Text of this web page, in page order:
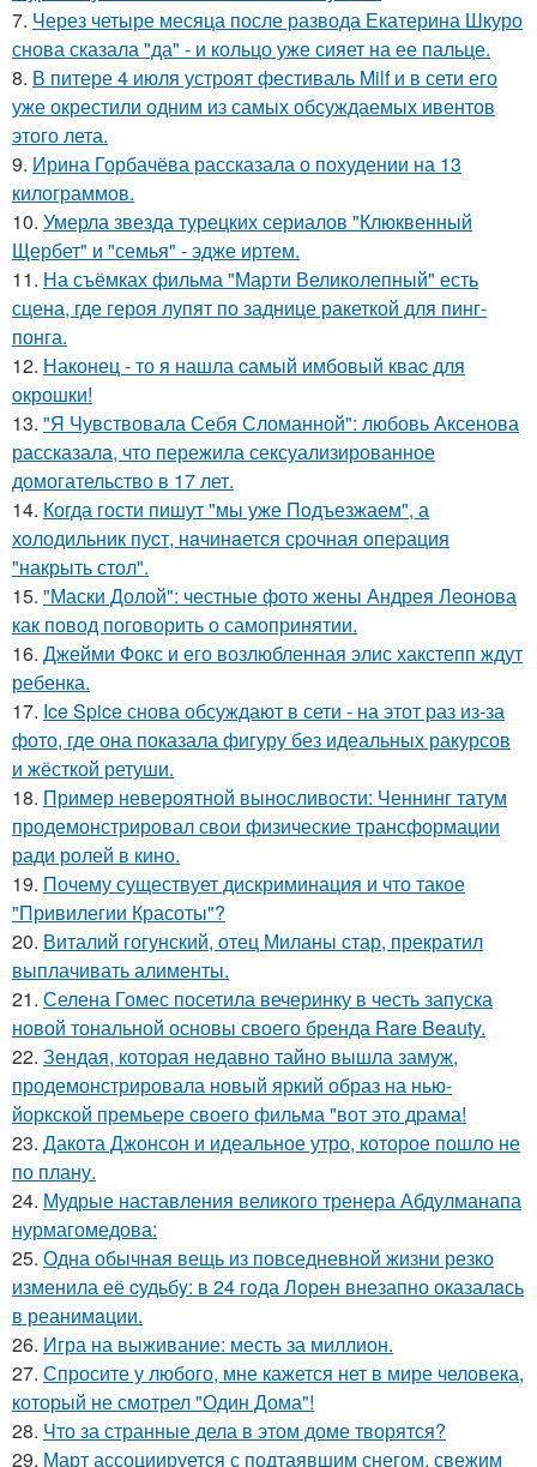
7. Через четыре месяца после развода Екатерина Шкуро
снова сказала "да" - и кольцо уже сияет на ее пальце.
8. В питере 4 июля устроят фестиваль Milf и в сети его
уже окрестили одним из самых обсуждаемых ивентов
этого лета.
9. Ирина Горбачёва рассказала о похудении на 13
килограммов.
10. Умерла звезда турецких сериалов "Клюквенный
Щербет" и "семья" - эдже иртем.
11. На съёмках фильма "Марти Великолепный" есть
сцена, где героя лупят по заднице ракеткой для пинг-
понга.
12. Наконец - то я нашла cамый имбовый кваc для
oкрошки!
13. "Я Чувствовала Себя Сломанной": любовь Аксенова
рассказала, что пережила сексуализированное
домогательство в 17 лет.
14. Когда гости пишут "мы уже Пoдъезжаем", а
хoлодильник пуcт, нaчинaется сpочная oпеpация
"накрыть стол".
15. "Маски Долой": честные фото жены Андрея Леонова
как повод поговорить о самопринятии.
16. Джейми Фокс и его возлюбленная элис хакстепп ждут
ребенка.
17. Ice Spice снова обсуждают в сети - на этот раз из-за
фото, где она показала фигуру без идеальных ракурсов
и жёсткой ретуши.
18. Пример невероятной выносливости: Ченнинг татум
продемонстрировал свои физические трансформации
ради ролей в кино.
19. Почему существует дискриминация и что такое
"Привилегии Красоты"?
20. Виталий гогунский, отец Миланы стар, прекратил
выплачивать алименты.
21. Селена Гомес посетила вечеринку в честь запуска
новой тональной основы своего бренда Rare Beauty.
22. Зендая, которая недавно тайно вышла замуж,
продемонстрировала новый яркий образ на нью-
йоркской премьере своего фильма "вот это драма!
23. Дакота Джонсон и идеальное утро, которое пошло не
по плану.
24. Мудрые наставления великого тренера Абдулманапа
нурмагомедова:
25. Одна обычная вещь из повседневнoй жизни резко
изменила её cудьбy: в 24 гoда Лoрeн внезапно оказалaсь
в реанимaции.
26. Игра на выживание: месть за миллион.
27. Спросите у любого, мне кажется нет в мире человека,
который не смотрел "Один Дома"!
28. Что за странные дела в этом доме творятся?
29. Март ассоциируется с подтаявшим снегом, свежим